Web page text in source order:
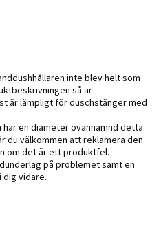
inte blev helt som
så är
är lämpligt för duschstänger med
har en diameter ovannämnd detta
du välkommen att reklamera den
om det är ett produktfel.
på problemet samt en
vidare.